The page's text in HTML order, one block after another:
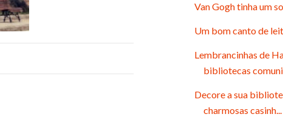
Van Gogh tinha um
Um bom canto de
Lembrancinhas de
bibliotecas
Decore a sua
charmosas casinh...